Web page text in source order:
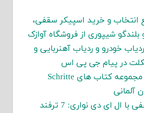
انتخاب و خرید اسپیکر سقفی،
بلندگو شیپوری از فروشگاه آوازک
خودرو و ردیاب آهنربایی و
در پیام جی پی اس
دانلود رایگان مجموعه کتاب های Schritte
نورپردازی مخفی با ال ای دی نواری: 7 ترفند